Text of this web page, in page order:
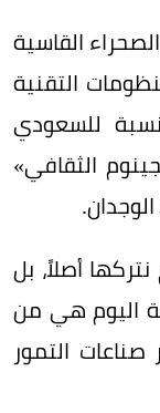
القاسية
التقنية
للسعودي
الثقافي»
أصلاً، بل
اليوم هي من
التمور